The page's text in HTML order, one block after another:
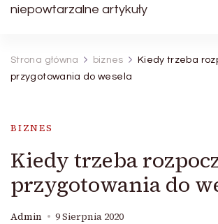
niepowtarzalne artykuły
Strona główna biznes
Kiedy trzeba
przygotowania do wesela
BIZNES
Kiedy trzeba
przygotowania do
Admin 9 Sierpnia 2020